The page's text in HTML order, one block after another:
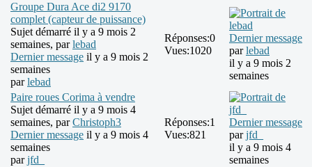
Groupe Dura Ace di2 9170
complet (capteur de puissance)
Sujet démarré il y a 9 mois 2
semaines, parlebad
Dernier message il y a 9 mois 2
semaines
parlebad
Réponses:0
Vues:1020
Dernier message
parlebad
il y a 9 mois 2
semaines
Paire roues Corima à vendre
Sujet démarré il y a 9 mois 4
semaines, parChristoph3
Dernier message il y a 9 mois 4
semaines
parjfd_
Réponses:1
Vues:821
Dernier message
parjfd_
il y a 9 mois 4
semaines